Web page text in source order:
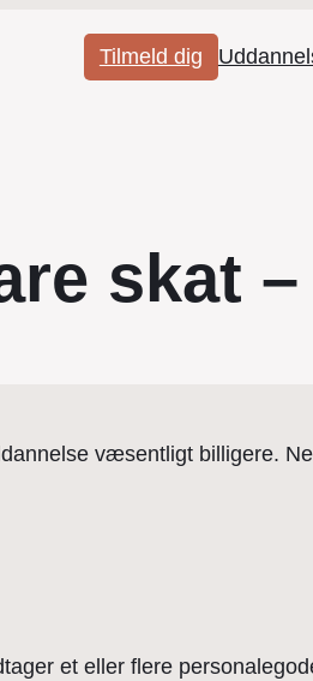
Tilmeld dig
skat
væsentligt billigere.
et eller flere